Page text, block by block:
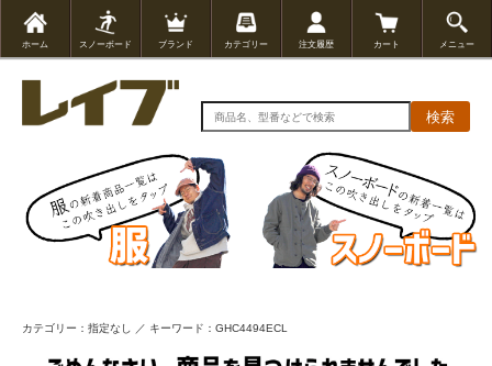
ホーム スノーボード ブランド カテゴリー 注文履歴 カート メニュー
検索
カテゴリー：指定なし ／ キーワード：GHC4494ECL